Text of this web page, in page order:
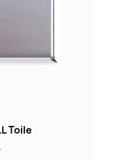
Toile